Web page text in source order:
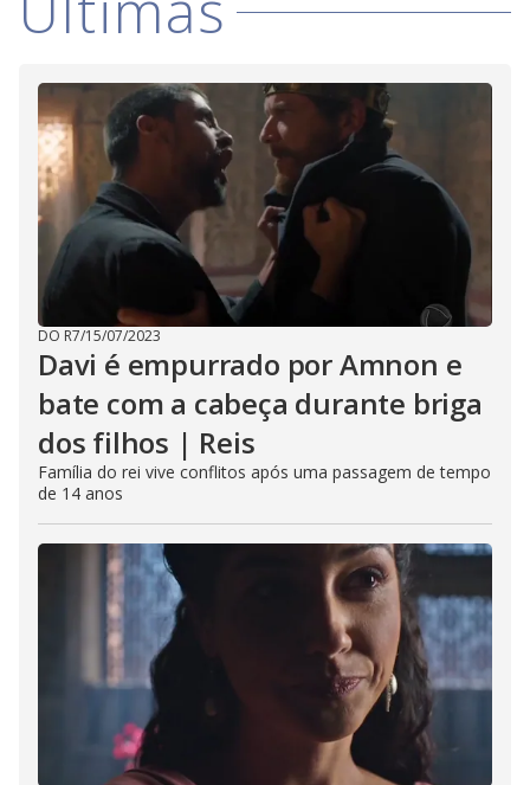
e
o
DO R7/15/07/2023
Davi é empurrado por Amnon e
bate com a cabeça durante briga
dos filhos | Reis
Família do rei vive conflitos após uma passagem de tempo
de 14 anos